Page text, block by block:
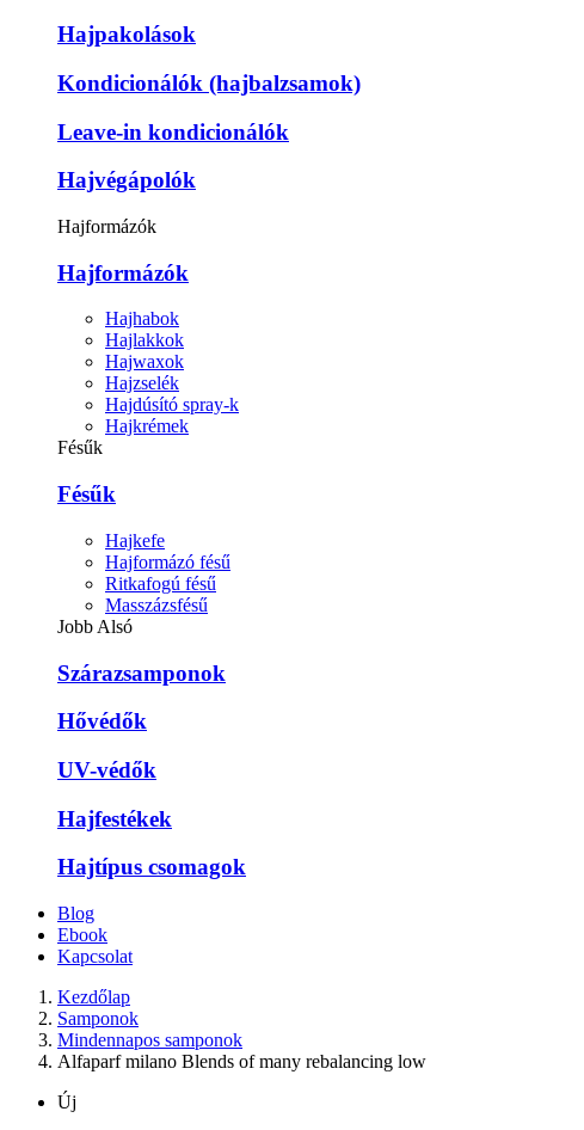
Hajpakolások
Kondicionálók (hajbalzsamok)
Leave-in kondicionálók
Hajvégápolók
Hajformázók
Hajformázók
Hajhabok
Hajlakkok
Hajwaxok
Hajzselék
Hajdúsító spray-k
Hajkrémek
Fésűk
Fésűk
Hajkefe
Hajformázó fésű
Ritkafogú fésű
Masszázsfésű
Jobb Alsó
Szárazsamponok
Hővédők
UV-védők
Hajfestékek
Hajtípus csomagok
Blog
Ebook
Kapcsolat
Kezdőlap
Samponok
Mindennapos samponok
Alfaparf milano Blends of many rebalancing low
Új